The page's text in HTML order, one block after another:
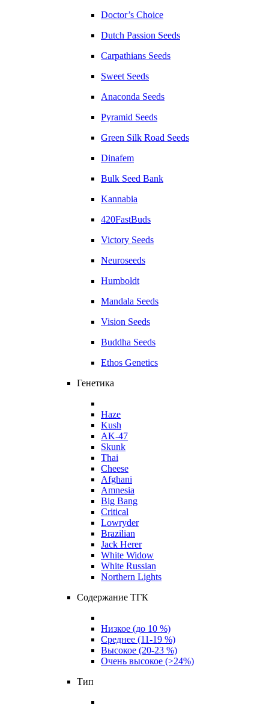
Doctor’s Choice
Dutch Passion Seeds
Carpathians Seeds
Sweet Seeds
Anaconda Seeds
Pyramid Seeds
Green Silk Road Seeds
Dinafem
Bulk Seed Bank
Kannabia
420FastBuds
Victory Seeds
Neuroseeds
Humboldt
Mandala Seeds
Vision Seeds
Buddha Seeds
Ethos Genetics
Генетика
Haze
Kush
AK-47
Skunk
Thai
Cheese
Afghani
Amnesia
Big Bang
Critical
Lowryder
Brazilian
Jack Herer
White Widow
White Russian
Northern Lights
Содержание ТГК
Низкое (до 10 %)
Среднее (11-19 %)
Высокое (20-23 %)
Очень высокое (>24%)
Тип